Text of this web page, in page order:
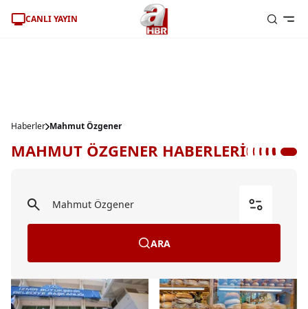
CANLI YAYIN
Haberler Mahmut Özgener
MAHMUT ÖZGENER HABERLERİ
ARA